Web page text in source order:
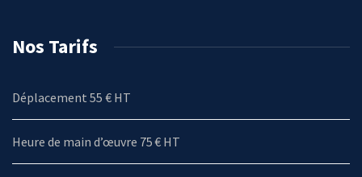
Nos Tarifs
Déplacement 55 € HT
Heure de main d’œuvre 75 € HT